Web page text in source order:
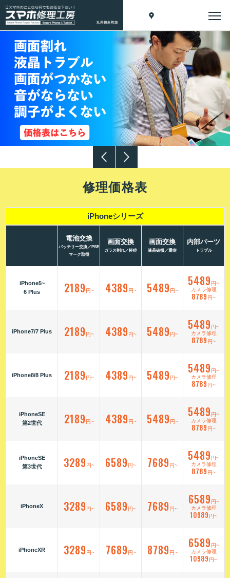
修理価格表
iPhoneシリーズ
iPhone5~
6 Plus
iPhone7/7 Plus
iPhone8/8 Plus
iPhoneSE
第2世代
iPhoneSE
第3世代
iPhoneX
iPhoneXR
電池交換
バッテリー交換／PSE
マーク取得
画面交換
ガラス割れ／軽症
画面交換
液晶破損／重症
内部パーツ
トラブル
2189 円~ 4389 円~ 5489 円~
5489 円~
カメラ修理
8789 円~
2189 円~ 4389 円~ 5489 円~
5489 円~
カメラ修理
8789 円~
2189 円~ 4389 円~ 5489 円~
5489 円~
カメラ修理
8789 円~
2189 円~ 4389 円~ 5489 円~
5489 円~
カメラ修理
8789 円~
3289 円~ 6589 円~ 7689 円~
5489 円~
カメラ修理
8789 円~
3289 円~ 6589 円~ 7689 円~
6589 円~
カメラ修理
10989 円~
3289 円~ 7689 円~ 8789 円~
6589 円~
カメラ修理
10989 円~